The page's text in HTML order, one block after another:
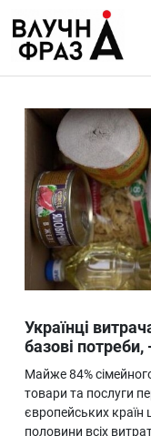
содержимому
Гроші
Життя
Лайфстайл
ТехноНаука
Людина
Ukraine
Про нас
Українці
базові
Майже 84%
товари та послуги
європейських країн
половини всіх